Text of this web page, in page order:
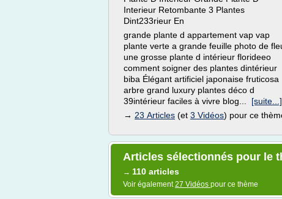
Interieur Retombante 3 Plantes
Dint233rieur En
grande plante d appartement vap vap
plante verte a grande feuille photo de
une grosse plante d intérieur florideeo
comment soigner des plantes dintérieur
biba Élégant artificiel japonaise fruticosa
arbre grand luxury plantes déco d
39intérieur faciles à vivre blog... [suite...]
→ 23 Articles (et 3 Vidéos) pour ce
Articles sélectionnés pour le
→ 110 articles
Voir également27 Vidéos pour ce thème